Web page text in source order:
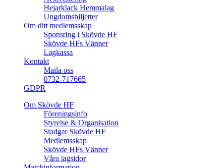
Hejarklack Hemmalag
Ungdomsbiljetter
Om ditt medlemsskap
Sponsring i Skövde HF
Skövde HFs Vänner
Lagkassa
Kontakt
Maila oss
0732-717665
GDPR
Om Skövde HF
Föreningsinfo
Styrelse & Organisation
Stadgar Skövde HF
Medlemsskap
Skövde HFs Vänner
Våra lagsidor